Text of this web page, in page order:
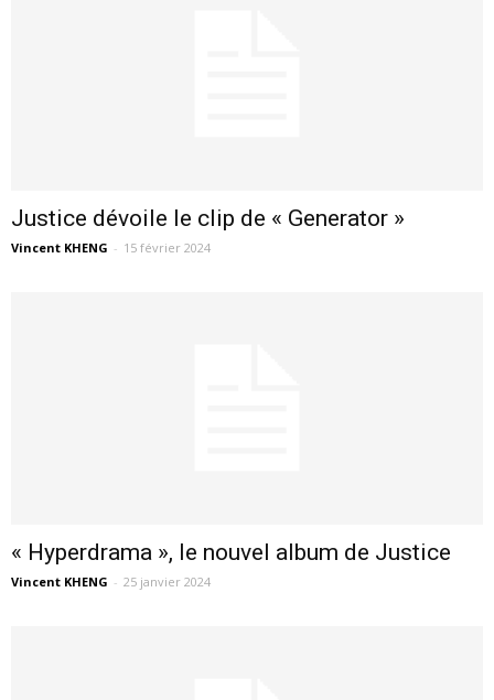
Justice dévoile le clip de « Generator »
Vincent KHENG - 15 février 2024
« Hyperdrama », le nouvel album de Justice
Vincent KHENG - 25 janvier 2024